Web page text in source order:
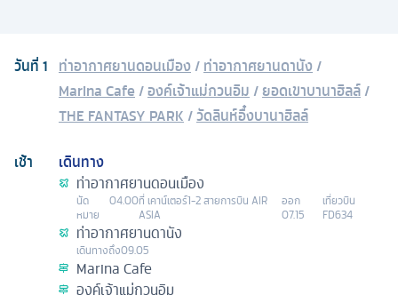
วันที่1 ท่าอากาศยานดอนเมือง/ท่าอากาศยานดานัง/
Marina Cafe /องค์เจ้าแม่กวนอิม /ยอดเขาบานาฮิลล์/
THE FANTASY PARK /วัดลินห์อื๋งบานาฮิลล์
เช้า
เดินทาง
ท่าอากาศยานดอนเมือง
นัด
หมาย
04.00ที่ เคาน์เตอร์1-2 สายการบิน AIR
ASIA
ออก
07.15
เที่ยวบิน
FD634
ท่าอากาศยานดานัง
เดินทางถึง09.05
Marina Cafe
องค์เจ้าแม่กวนอิม